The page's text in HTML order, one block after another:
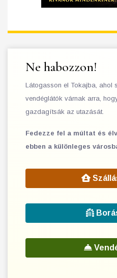
Ne habozzon!
Látogasson el Tokajba, ahol
vendéglátók várnak arra,
gazdagítsák az utazását.
Fedezze fel a múltat és
ebben a különleges